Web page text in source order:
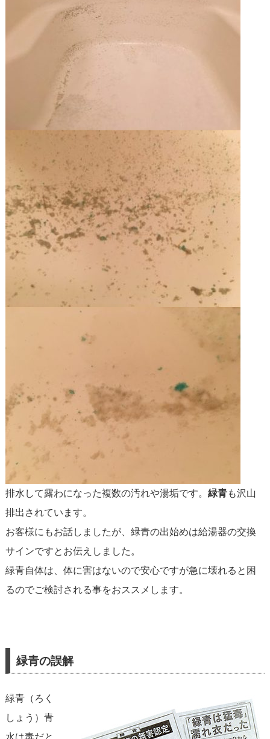
排水して露わになった複数の汚れや湯垢です。 緑青も沢山
排出されています。
お客様にもお話しましたが、緑青の出始めは給湯器の交換
サインですとお伝えしました。
緑青自体は、体に害はないので安心ですが急に壊れると困
るのでご検討される事をおススメします。
緑青の誤解
緑青（ろく
しょう）青